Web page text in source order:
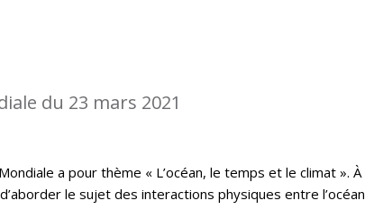
du 23 mars 2021
a pour thème « L’océan, le temps et le climat ». À
le sujet des interactions physiques entre l’océan